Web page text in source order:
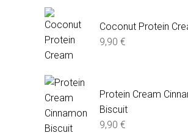
Coconut Protein
9,90€
Protein Cream
Biscuit
9,90€